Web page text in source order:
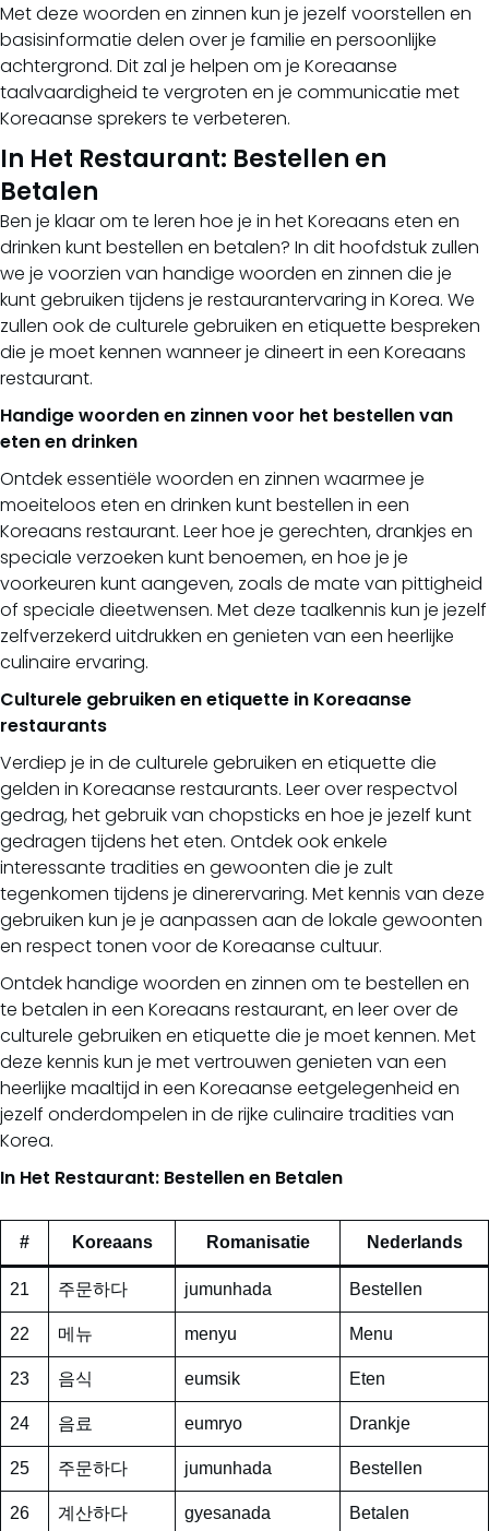
Met deze woorden en zinnen kun je jezelf voorstellen en
basisinformatie delen over je familie en persoonlijke
achtergrond. Dit zal je helpen om je Koreaanse
taalvaardigheid te vergroten en je communicatie met
Koreaanse sprekers te verbeteren.
In Het Restaurant: Bestellen en
Betalen
Ben je klaar om te leren hoe je in het Koreaans eten en
drinken kunt bestellen en betalen? In dit hoofdstuk zullen
we je voorzien van handige woorden en zinnen die je
kunt gebruiken tijdens je restaurantervaring in Korea. We
zullen ook de culturele gebruiken en etiquette bespreken
die je moet kennen wanneer je dineert in een Koreaans
restaurant.
Handige woorden en zinnen voor het bestellen van
eten en drinken
Ontdek essentiële woorden en zinnen waarmee je
moeiteloos eten en drinken kunt bestellen in een
Koreaans restaurant. Leer hoe je gerechten, drankjes en
speciale verzoeken kunt benoemen, en hoe je je
voorkeuren kunt aangeven, zoals de mate van pittigheid
of speciale dieetwensen. Met deze taalkennis kun je jezelf
zelfverzekerd uitdrukken en genieten van een heerlijke
culinaire ervaring.
Culturele gebruiken en etiquette in Koreaanse
restaurants
Verdiep je in de culturele gebruiken en etiquette die
gelden in Koreaanse restaurants. Leer over respectvol
gedrag, het gebruik van chopsticks en hoe je jezelf kunt
gedragen tijdens het eten. Ontdek ook enkele
interessante tradities en gewoonten die je zult
tegenkomen tijdens je dinerervaring. Met kennis van deze
gebruiken kun je je aanpassen aan de lokale gewoonten
en respect tonen voor de Koreaanse cultuur.
Ontdek handige woorden en zinnen om te bestellen en
te betalen in een Koreaans restaurant, en leer over de
culturele gebruiken en etiquette die je moet kennen. Met
deze kennis kun je met vertrouwen genieten van een
heerlijke maaltijd in een Koreaanse eetgelegenheid en
jezelf onderdompelen in de rijke culinaire tradities van
Korea.
In Het Restaurant: Bestellen en Betalen
# Koreaans Romanisatie Nederlands
21 주문하다 jumunhada Bestellen
22 메뉴 menyu Menu
23 음식 eumsik Eten
24 음료 eumryo Drankje
25 주문하다 jumunhada Bestellen
26 계산하다 gyesanada Betalen